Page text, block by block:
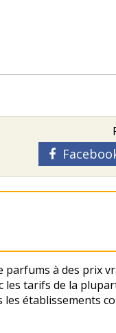
à des prix
tarifs de la
établissements